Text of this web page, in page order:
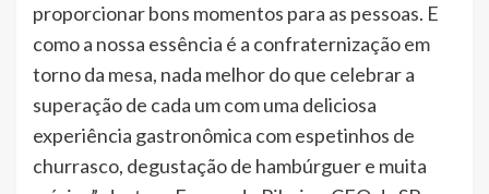
proporcionar bons momentos para as pessoas. E
como a nossa essência é a confraternização em
torno da mesa, nada melhor do que celebrar a
superação de cada um com uma deliciosa
experiência gastronômica com espetinhos de
churrasco, degustação de hambúrguer e muita